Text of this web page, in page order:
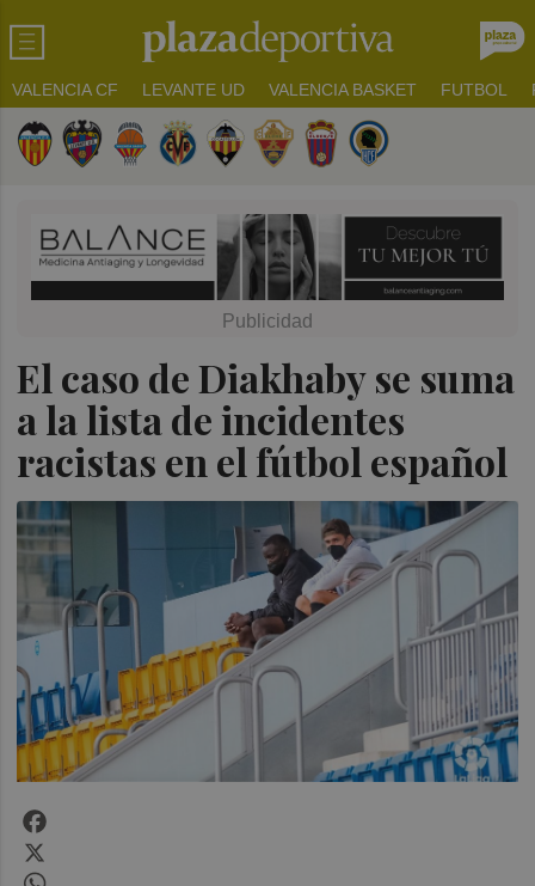
VALENCIA CF LEVANTE UD VALENCIA BASKET FUTBOL
El caso de Diakhaby se suma
a la lista de incidentes
racistas en el fútbol español